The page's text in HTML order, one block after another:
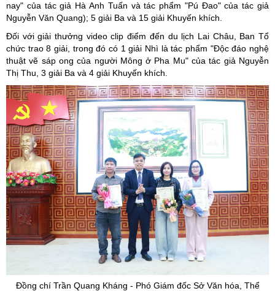
nay" của tác giả Hà Anh Tuấn và tác phẩm "Pú Đao" của tác giả
Nguyễn Văn Quang); 5 giải Ba và 15 giải Khuyến khích.
Đối với giải thưởng video clip điểm đến du lịch Lai Châu, Ban Tổ
chức trao 8 giải, trong đó có 1 giải Nhì là tác phẩm "Độc đáo nghệ
thuật vẽ sáp ong của người Mông ở Pha Mu" của tác giả Nguyễn
Thị Thu, 3 giải Ba và 4 giải Khuyến khích.
Đồng chí Trần Quang Kháng - Phó Giám đốc Sở Văn hóa, Thể